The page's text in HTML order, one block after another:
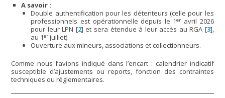
A savoir :
Double authentification pour les détenteurs (celle pour les
professionnels est opérationnelle depuis le 1er avril 2026
pour leur LPN [2] et sera étendue à leur accès au RGA [3],
au 1er juillet).
Ouverture aux mineurs, associations et collectionneurs.
Comme nous l’avions indiqué dans l’encart : calendrier indicatif
susceptible d’ajustements ou reports, fonction des contraintes
techniques ou réglementaires.